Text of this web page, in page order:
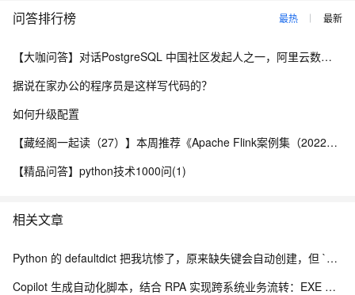
问答排行榜 最热 最新
【大咖问答】对话PostgreSQL 中国社区发起人之一，阿里云数据库高级专家 德哥
据说在家办公的程序员是这样写代码的？
如何升级配置
【藏经阁一起读（27）】本周推荐《Apache Flink案例集（2022版）》，你有哪些心得？
【精品问答】python技术1000问(1)
相关文章
Python 的 defaultdict 把我坑惨了，原来缺失键会自动创建，但 `__missing__` 的副作用让我调试到崩溃
Copilot 生成自动化脚本，结合 RPA 实现跨系统业务流转：EXE 打包与内网离线部署实践